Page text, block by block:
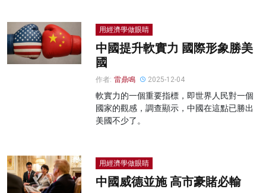
用經濟學做眼睛
中國提升軟實力 國際形象勝美
國
作者: 雷鼎鳴 2025-12-04
軟實力的一個重要指標，即世界人民對一個
國家的觀感，調查顯示，中國在這點已勝出
美國不少了。
用經濟學做眼睛
中國威德並施 高市豪賭必輸